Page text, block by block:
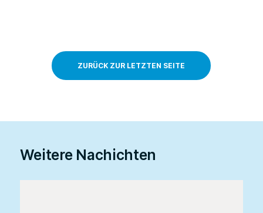
ZURÜCK ZUR LETZTEN SEITE
Weitere Nachichten